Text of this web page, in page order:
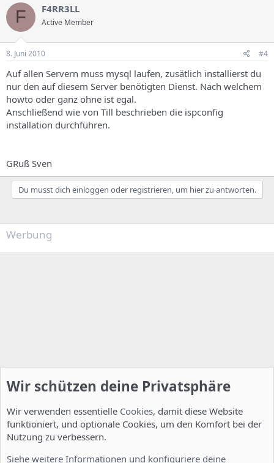
F F4RR3LL
Active Member
8. Juni 2010 #4
Auf allen Servern muss mysql laufen, zusätlich installierst du
nur den auf diesem Server benötigten Dienst. Nach welchem
howto oder ganz ohne ist egal.
Anschließend wie von Till beschrieben die ispconfig
installation durchführen.
GRuß Sven
Du musst dich einloggen oder registrieren, um hier zu antworten.
Werbung
Wir schützen deine Privatsphäre
Wir verwenden essentielle Cookies, damit diese Website
funktioniert, und optionale Cookies, um den Komfort bei der
Nutzung zu verbessern.
Siehe weitere Informationen und konfiguriere deine